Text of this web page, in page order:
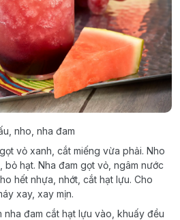
nho, nha đam
vỏ xanh, cắt miếng vừa phải. Nho
bỏ hạt. Nha đam gọt vỏ, ngâm nước
hết nhựa, nhớt, cắt hạt lựu. Cho
xay, xay mịn.
nha đam cắt hạt lựu vào, khuấy đều